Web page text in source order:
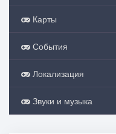
Карты
События
Локализация
Звуки и музыка